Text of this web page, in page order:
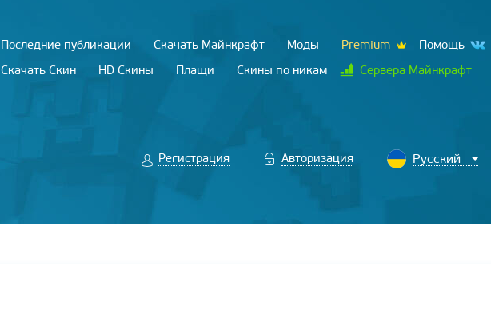
Последние публикации Скачать Майнкрафт Моды Premium
Помощь
Скачать Скин
HD Скины Плащи Скины по никам Сервера Майнкрафт
Регистрация Авторизация